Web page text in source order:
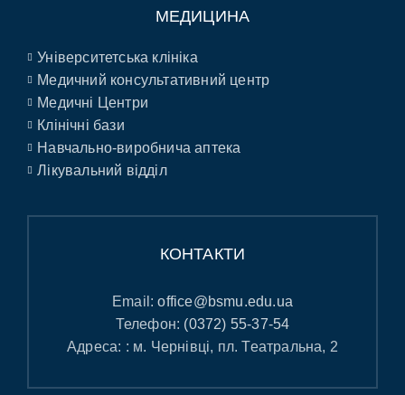
МЕДИЦИНА
Університетська клініка
Медичний консультативний центр
Медичні Центри
Клінічні бази
Навчально-виробнича аптека
Лікувальний відділ
КОНТАКТИ
Email:office@bsmu.edu.ua
Телефон: (0372) 55-37-54
Адреса: : м. Чернівці, пл. Театральна, 2